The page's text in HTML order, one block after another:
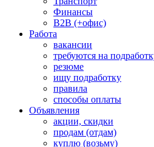
Финансы
B2B (+офис)
Работа
вакансии
требуются на
резюме
ищу подработку
правила
способы оплаты
Объявления
акции, скидки
продам (отдам)
куплю (возьму)